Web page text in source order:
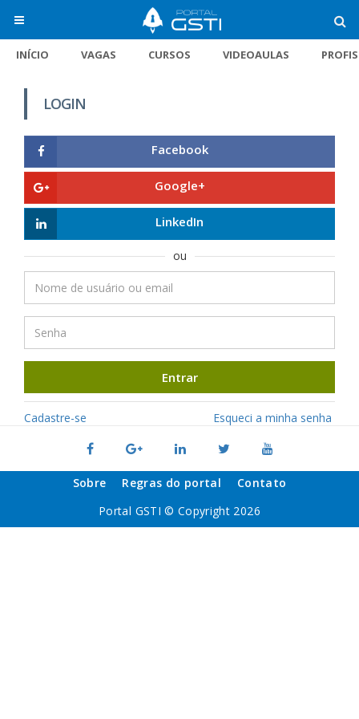
INÍCIO VAGAS CURSOS VIDEOAULAS
LOGIN
Facebook
Google+
LinkedIn
ou
Entrar
Cadastre-se Esqueci a minha senha
Sobre Regras do portal
Contato
Portal GSTI © Copyright 2026